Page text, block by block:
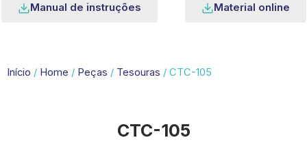
Manual de instruções Material online
Início / Home / Peças / Tesouras / CTC-105
CTC-105